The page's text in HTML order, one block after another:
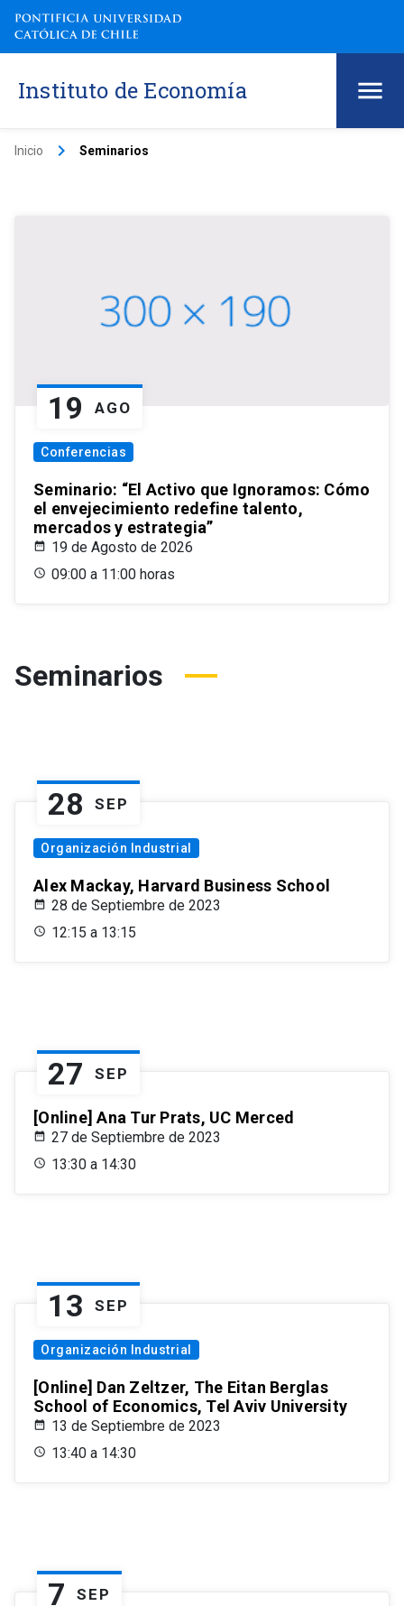
Instituto de Economía
Inicio keyboard_arrow_right Seminarios
19 AGO
Conferencias
Seminario: “El Activo que Ignoramos: Cómo
el envejecimiento redefine talento,
mercados y estrategia”
19 de Agosto de 2026
09:00 a 11:00 horas
Seminarios
28 SEP
Organización Industrial
Alex Mackay, Harvard Business School
28 de Septiembre de 2023
12:15 a 13:15
27 SEP
[Online] Ana Tur Prats, UC Merced
27 de Septiembre de 2023
13:30 a 14:30
13 SEP
Organización Industrial
[Online] Dan Zeltzer, The Eitan Berglas
School of Economics, Tel Aviv University
13 de Septiembre de 2023
13:40 a 14:30
7 SEP